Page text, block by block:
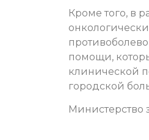
Кроме того, в
помощи,
клинической
городской
Министерство